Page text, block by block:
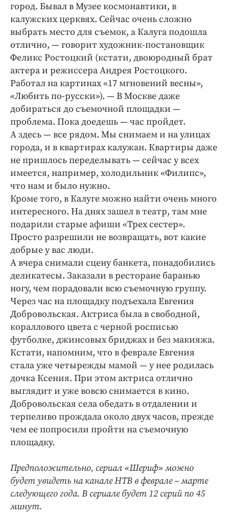
город. Бывал в Музее космонавтики, в
калужских церквях. Сейчас очень сложно
выбрать место для съемок, а Калуга подошла
отлично, — говорит художник-постановщик
Феликс Ростоцкий (кстати, двоюродный брат
актера и режиссера Андрея Ростоцкого.
Работал на картинах «17 мгновений весны»,
«Любить по-русски»). — В Москве даже
добираться до съемочной площадки —
проблема. Пока доедешь — час пройдет.
А здесь — все рядом. Мы снимаем и на улицах
города, и в квартирах калужан. Квартиры даже
не пришлось переделывать — сейчас у всех
имеется, например, холодильник «Филипс»,
что нам и было нужно.
Кроме того, в Калуге можно найти очень много
интересного. На днях зашел в театр, там мне
подарили старые афиши «Трех сестер».
Просто разрешили не возвращать, вот какие
добрые у вас люди.
А вчера снимали сцену банкета, понадобились
деликатесы. Заказали в ресторане баранью
ногу, чем порадовали всю съемочную группу.
Через час на площадку подъехала Евгения
Добровольская. Актриса была в свободной,
кораллового цвета с черной росписью
футболке, джинсовых бриджах и без макияжа.
Кстати, напомним, что в феврале Евгения
стала уже четырежды мамой — у нее родилась
дочка Ксения. При этом актриса отлично
выглядит и уже вовсю снимается в кино.
Добровольская села обедать в отдалении и
терпеливо прождала около двух часов, прежде
чем ее попросили пройти на съемочную
площадку.
Предположительно, сериал «Шериф» можно
будет увидеть на канале НТВ в феврале – марте
следующего года. В сериале будет 12 серий по 45
минут.